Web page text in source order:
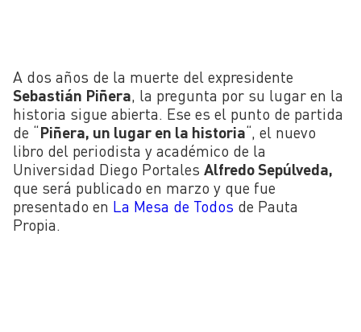
A dos años de la muerte del expresidente
Sebastián Piñera , la pregunta por su lugar en la
historia sigue abierta. Ese es el punto de partida
de “Piñera, un lugar en la historia“, el nuevo
libro del periodista y académico de la
Universidad Diego Portales Alfredo Sepúlveda,
que será publicado en marzo y que fue
presentado en La Mesa de Todos de Pauta
Propia.